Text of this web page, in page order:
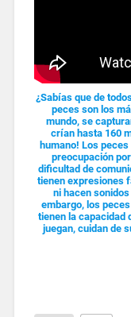
¿Sabías que de
peces son los
mundo, se
crían hasta 160
humano! Los
preocupación
dificultad de
tienen expresiones
ni hacen
embargo, los
tienen la capacidad
juegan, cuidan de